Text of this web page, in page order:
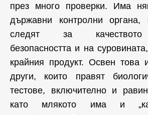
през много проверки. Има
държавни контролни органа,
следят за
безопасността и на
крайния продукт. Освен това
други, които правят
тестове, включително и
като млякото има и